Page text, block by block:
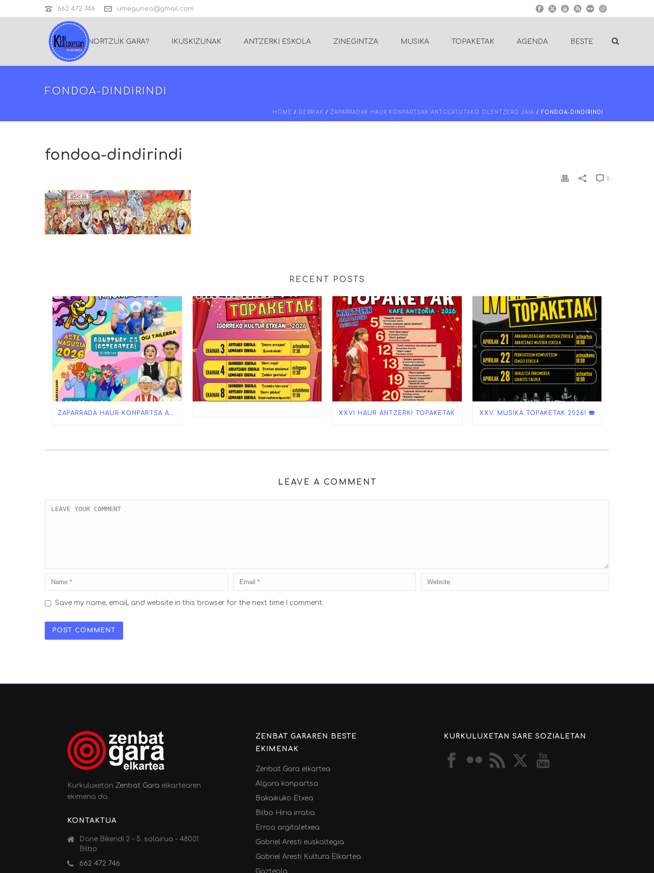
662 472 746 umegunea@gmail.com
NORTZUK GARA? IKUSKIZUNAK ANTZERKI ESKOLA ZINEGINTZA MUSIKA TOPAKETAK AGENDA BESTE
FONDOA-DINDIRINDI
HOME / BERRIAK / ZAPARRADAK HAUR KONPARTSAK ANTOLATUTAKO OLENTZERO JAIA / FONDOA-DINDIRINDI
fondoa-dindirindi
0
RECENT POSTS
ZAPARRADA HAUR KONPARTSA ASTE NAGUSIAN! XXVI HAUR ANTZERKI TOPAKETAK XXV. MUSIKA TOPAKETAK 2026! 🪗
LEAVE A COMMENT
Save my name, email, and website in this browser for the next time I comment.
KurkuluxetanZenbat Gara elkartearen
ekimena da.
KONTAKTUA
Done Bikendi 2 - 5. solairua - 48001
Bilbo
662 472 746
ZENBAT GARAREN BESTE
EKIMENAK
Zenbat Gara elkartea
Algara konpartsa
Bakaikuko Etxea
Bilbo Hiria irratia
Erroa argitaletxea
Gabriel Aresti euskaltegia
Gabriel Aresti Kultura Elkartea
Gazteola
KURKULUXETAN SARE SOZIALETAN